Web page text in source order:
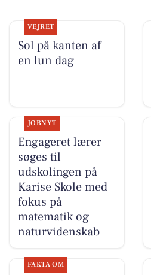
VEJRET
Sol på kanten af
en lun dag
JOBNYT
Engageret lærer
søges til
udskolingen på
Karise Skole med
fokus på
matematik og
naturvidenskab
FAKTA OM